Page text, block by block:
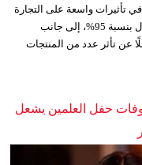
واسعة على التجارة
العالمية، مع تراجع صادرات الغاز الطبيعي المسال بنسبة 95%، إلى جانب
أسمدة اليوريا بنسبة 83%، فضلًا عن تأثر عدد من المنتجات
حفل العلمين يشعل